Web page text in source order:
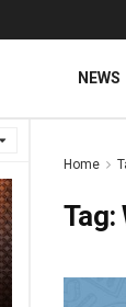
NEWS
Home
Tag: